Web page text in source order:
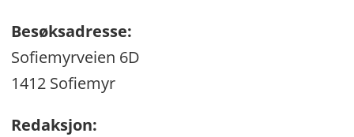
Besøksadresse:
Sofiemyrveien 6D
1412 Sofiemyr
Redaksjon: